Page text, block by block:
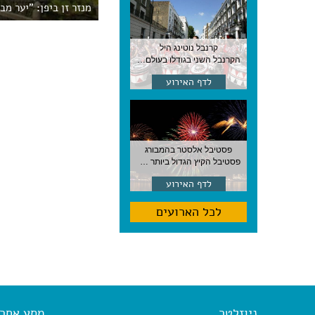
קרנבל נוטינג היל
הקרנבל השני בגודלו בעולם, עם מוזיקה, תהלוכות ותחפושות. לונדון
לדף האירוע
פסטיבל אלסטר בהמבורג
פסטיבל הקיץ הגדול ביותר בהמבורג, סוף אוגוסט, גרמניה
לדף האירוע
לכל הארועים
מנזר זן ביפן: "יער